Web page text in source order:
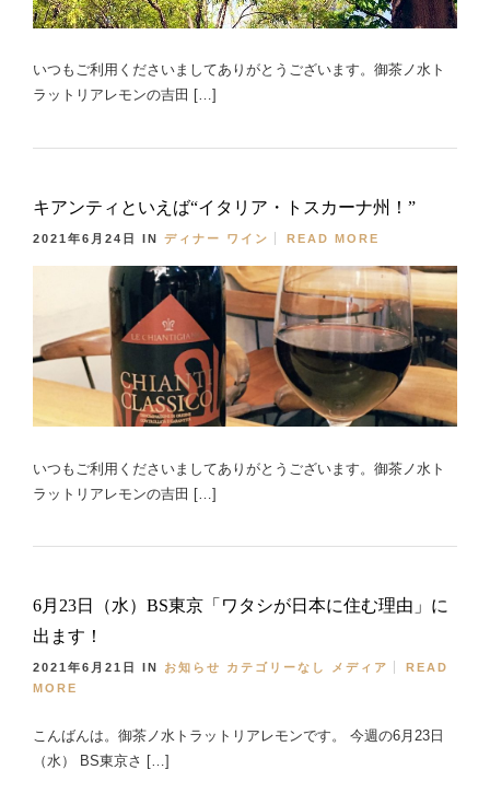
いつもご利用くださいましてありがとうございます。御茶ノ水ト
ラットリアレモンの吉田 […]
キアンティといえば“イタリア・トスカーナ州！”
2021年6月24日 IN ディナー ワイン READ MORE
いつもご利用くださいましてありがとうございます。御茶ノ水ト
ラットリアレモンの吉田 […]
6月23日（水）BS東京「ワタシが日本に住む理由」に
出ます！
2021年6月21日 IN お知らせ カテゴリーなし メディア
READ
MORE
こんばんは。御茶ノ水トラットリアレモンです。 今週の6月23日
（水） BS東京さ […]